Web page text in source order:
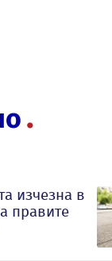
изчезна в
правите